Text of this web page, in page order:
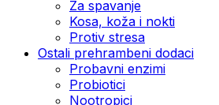
Za spavanje
Kosa, koža i nokti
Protiv stresa
Ostali prehrambeni dodaci
Probavni enzimi
Probiotici
Nootropici